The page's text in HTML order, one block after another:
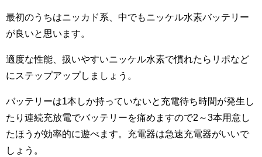
最初のうちはニッカド系、中でもニッケル水素バッテリー
が良いと思います。
適度な性能、扱いやすいニッケル水素で慣れたらリポなど
にステップアップしましょう。
バッテリーは1本しか持っていないと充電待ち時間が発生し
たり連続充放電でバッテリーを痛めますので2～3本用意し
たほうが効率的に遊べます。充電器は急速充電器がいいで
しょう。